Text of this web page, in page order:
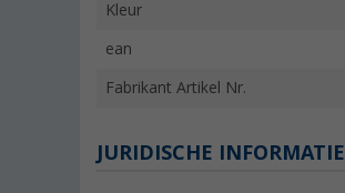
Kleur
ean
Fabrikant Artikel Nr.
JURIDISCHE INFORMATIE